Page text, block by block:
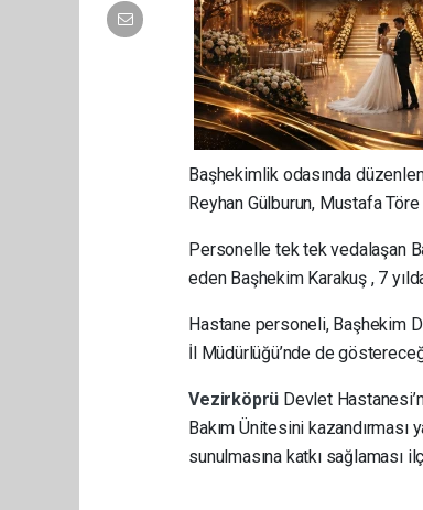
Başhekimlik odasında
Reyhan Gülburun, Mustafa
Personelle tek tek vedalaşan
eden Başhekim Karakuş , 7
Hastane personeli, Başhekim
İl Müdürlüğü’nde de
Vezirköprü Devlet
Bakım Ünitesini
sunulmasına katkı sağlaması